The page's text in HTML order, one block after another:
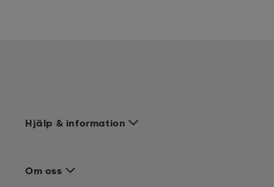
Hjälp & information
Om oss